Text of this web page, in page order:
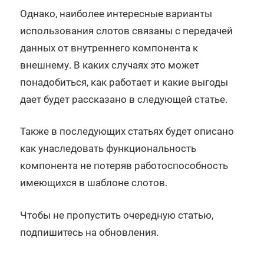
Однако, наиболее интересные варианты
использования слотов связаны с передачей
данных от внутреннего компонента к
внешнему. В каких случаях это может
понадобиться, как работает и какие выгоды
дает будет рассказано в следующей статье.
Также в последующих статьях будет описано
как унаследовать функциональность
компонента не потеряв работоспособность
имеющихся в шаблоне слотов.
Чтобы не пропустить очередную статью,
подпишитесь на обновления.